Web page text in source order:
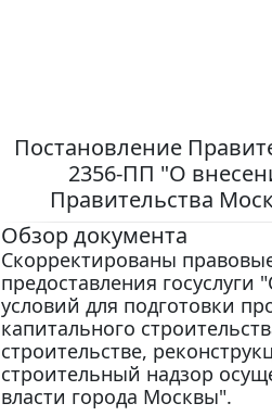
Постановление
2356-ПП "О
Правительства
Обзор документа
Скорректированы
предоставления
условий для подготовки
капитального
строительстве,
строительный надзор
власти города Москвы".